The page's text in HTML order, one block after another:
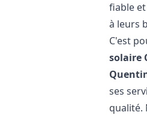
fiable
à leurs
C'est
solaire
ses
qualité.